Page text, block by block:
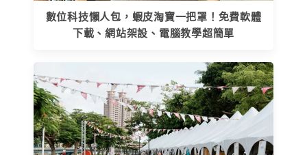
數位科技懶人包，蝦皮淘寶一把罩！免費軟體
下載、網站架設、電腦教學超簡單